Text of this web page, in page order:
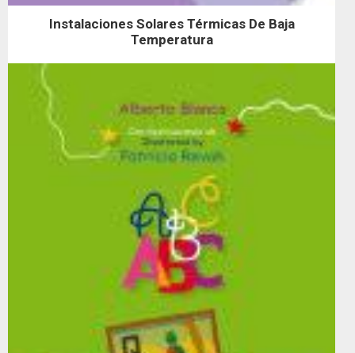
Instalaciones Solares Térmicas De Baja
Temperatura